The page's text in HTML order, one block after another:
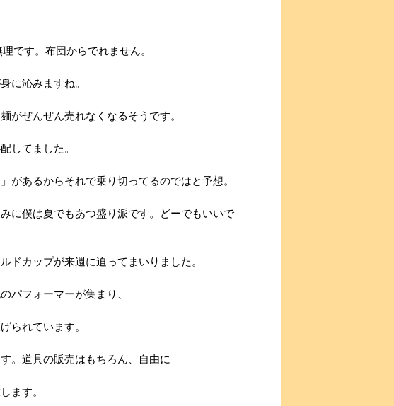
です。布団からでれません。
に沁みますね。
がぜんぜん売れなくなるそうです。
してました。
があるからそれで乗り切ってるのではと予想。
に僕は夏でもあつ盛り派です。どーでもいいで
ドカップが来週に迫ってまいりました。
パフォーマーが集まり、
られています。
。道具の販売はもちろん、自由に
ます。